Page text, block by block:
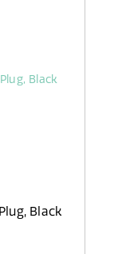
Black